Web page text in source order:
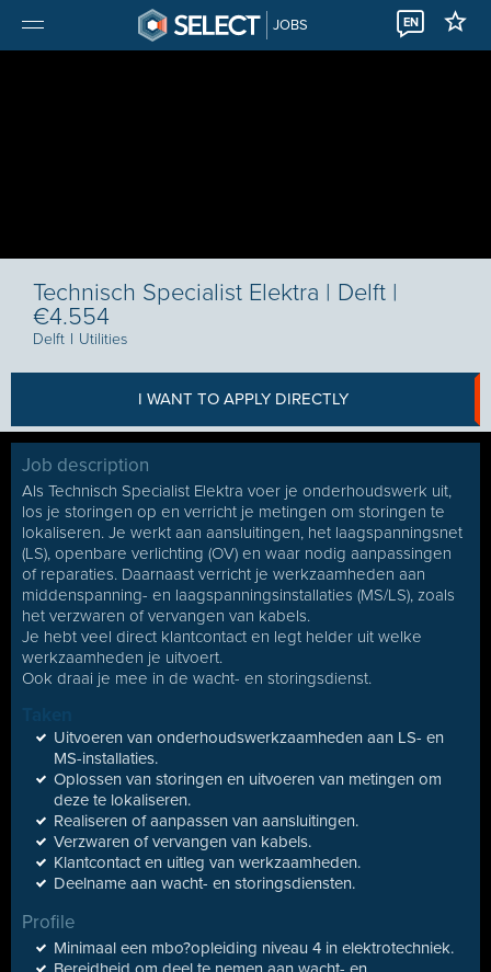
JOBS EN
Technisch Specialist Elektra | Delft |
€4.554
Delft I Utilities
I WANT TO APPLY DIRECTLY
Job description
Als Technisch Specialist Elektra voer je onderhoudswerk uit,
los je storingen op en verricht je metingen om storingen te
lokaliseren. Je werkt aan aansluitingen, het laagspanningsnet
(LS), openbare verlichting (OV) en waar nodig aanpassingen
of reparaties. Daarnaast verricht je werkzaamheden aan
middenspanning- en laagspanningsinstallaties (MS/LS), zoals
het verzwaren of vervangen van kabels.
Je hebt veel direct klantcontact en legt helder uit welke
werkzaamheden je uitvoert.
Ook draai je mee in de wacht- en storingsdienst.
Uitvoeren van onderhoudswerkzaamheden aan LS- en
MS-installaties.
Oplossen van storingen en uitvoeren van metingen om
deze te lokaliseren.
Realiseren of aanpassen van aansluitingen.
Verzwaren of vervangen van kabels.
Klantcontact en uitleg van werkzaamheden.
Deelname aan wacht- en storingsdiensten.
Profile
Minimaal een mbo?opleiding niveau 4 in elektrotechniek.